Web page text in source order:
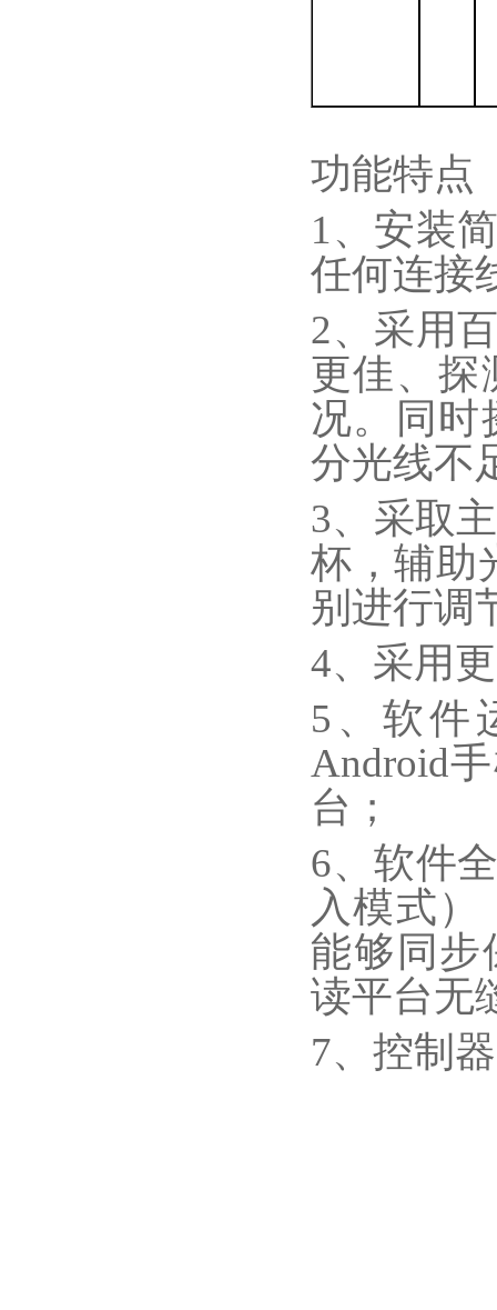
功能特点
1、安装
任何连接
2、采用
更佳、探
况。同时
分光线不
3、采取
杯，辅助
别进行调
4、采用
5、软件
Android
台；
6、软件
入模式
能够同步
读平台无
7、控制